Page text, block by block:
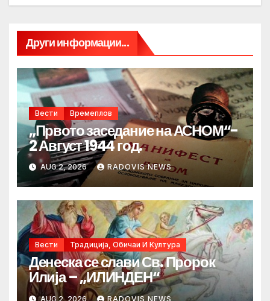
Други информации...
Вести Времеплов
„Првото заседание на АСНОМ“-
2 Август 1944 год.
AUG 2, 2026 RADOVIS NEWS
Вести Традиција, Обичаи И Култура
Денеска се слави Св. Пророк
Илија – „ИЛИНДЕН“
AUG 2, 2026 RADOVIS NEWS